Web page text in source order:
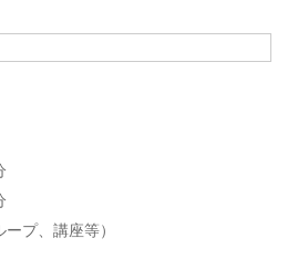
プ、講座等）